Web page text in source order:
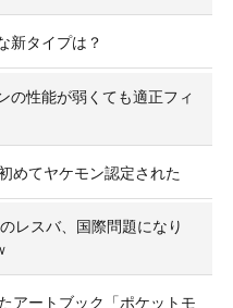
新タイプは？
の性能が弱くても適正フィ
めてヤケモン認定された
レスバ、国際問題になり
アートブック「ポケットモ